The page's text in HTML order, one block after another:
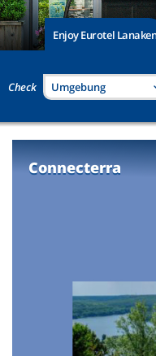
Enjoy Eurotel
Check Umgebung
Connecterra